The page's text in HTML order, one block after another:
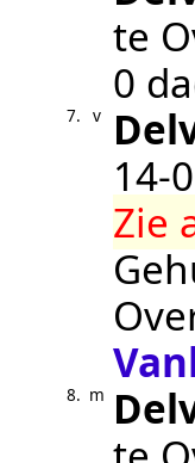
te
0
7. v
Zie
8. m